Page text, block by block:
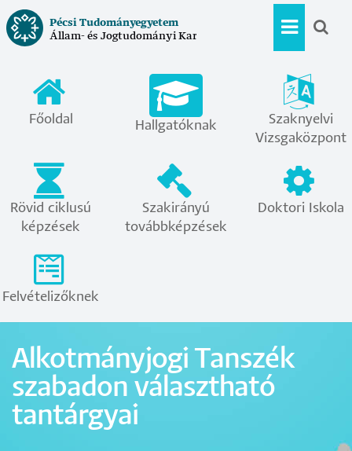
Ugrás
a
tartalomra
Pécsi Tudományegyetem
Állam- és Jogtudományi Kar
menü
Főoldal Hallgatóknak
Szaknyelvi
Vizsgaközpont
Rövid ciklusú
képzések
Szakirányú
továbbképzések
Doktori Iskola
Felvételizőknek
Alkotmányjogi Tanszék
szabadon választható
tantárgyai